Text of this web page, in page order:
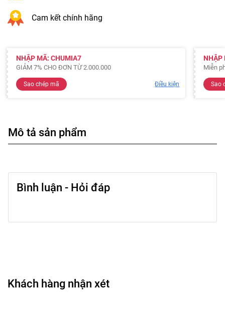
Cam kết chính hãng
NHẬP MÃ: CHUMIA7
GIẢM 7% CHO ĐƠN TỪ 2.000.000
Sao chép mã Điều kiện
NHẬP
Miễn
Sao
Mô tả sản phẩm
Bình luận - Hỏi đáp
Khách hàng nhận xét